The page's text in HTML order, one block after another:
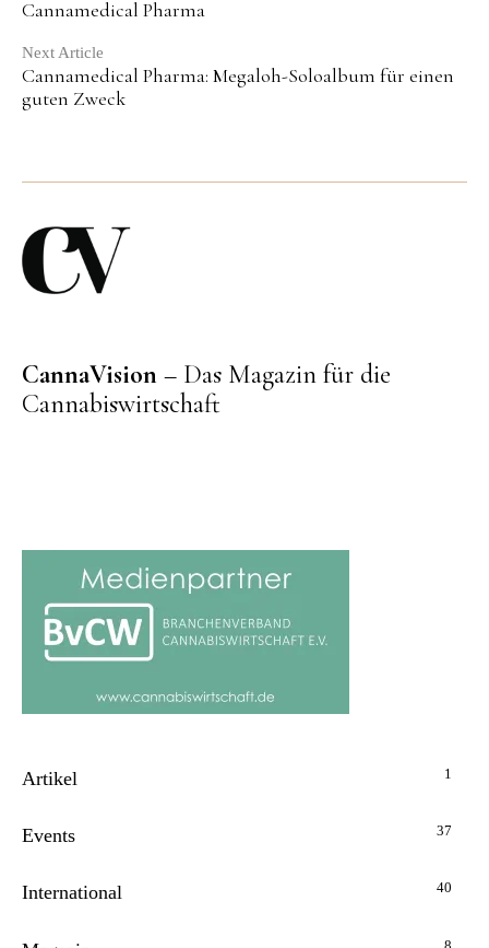
Reading
Cannamedical Pharma
Next Article
Cannamedical Pharma: Megaloh-Soloalbum für einen
guten Zweck
CannaVision – Das Magazin für die
Cannabiswirtschaft
Artikel 1
Events 37
International 40